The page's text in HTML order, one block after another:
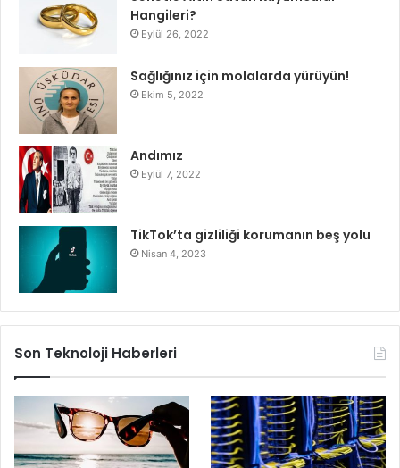
Hangileri?
Eylül 26, 2022
Sağlığınız için molalarda yürüyün!
Ekim 5, 2022
Andımız
Eylül 7, 2022
TikTok’ta gizliliği korumanın beş yolu
Nisan 4, 2023
Son Teknoloji Haberleri